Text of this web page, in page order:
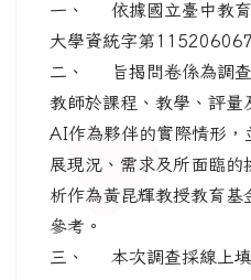
一、 依據國立臺中教
大學資統字第
二、 旨揭問卷係為調查
教師於課程、教學、評量
AI作為夥伴的實際情形，
展現況、需求及所面臨
析作為黃昆輝教授教育基
參考。
三、 本次調查採線上填